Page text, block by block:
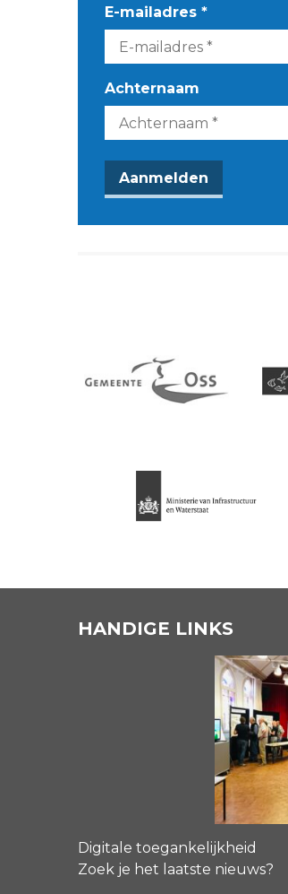
E-mailadres *
Achternaam
HANDIGE LINKS
Digitale toegankelijkheid
Zoek je het laatste nieuws?